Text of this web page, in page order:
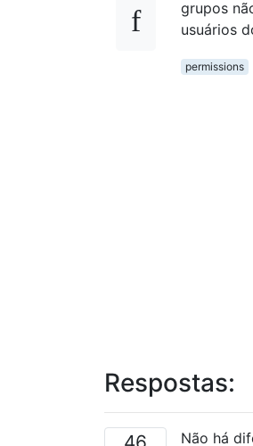
grupos
usuários
permissions
Respostas:
Não há